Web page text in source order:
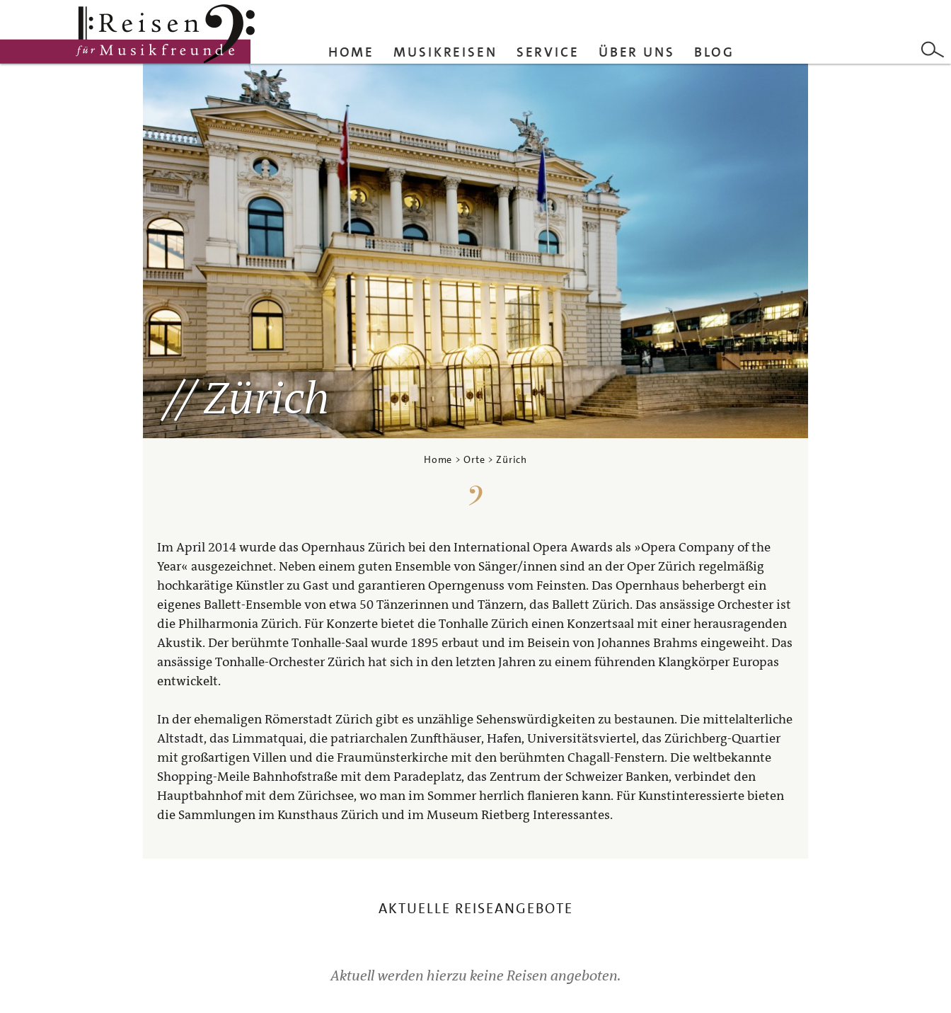
Fußzeile Cookie-Einstellungen
HOME MUSIKREISEN SERVICE ÜBER UNS BLOG
Zürich
Home >Orte > Zürich
Im April 2014 wurde das Opernhaus Zürich bei den International Opera Awards als »Opera Company of the
Year« ausgezeichnet. Neben einem guten Ensemble von Sänger/innen sind an der Oper Zürich regelmäßig
hochkarätige Künstler zu Gast und garantieren Operngenuss vom Feinsten. Das Opernhaus beherbergt ein
eigenes Ballett-Ensemble von etwa 50 Tänzerinnen und Tänzern, das Ballett Zürich. Das ansässige Orchester ist
die Philharmonia Zürich. Für Konzerte bietet die Tonhalle Zürich einen Konzertsaal mit einer herausragenden
Akustik. Der berühmte Tonhalle-Saal wurde 1895 erbaut und im Beisein von Johannes Brahms eingeweiht. Das
ansässige Tonhalle-Orchester Zürich hat sich in den letzten Jahren zu einem führenden Klangkörper Europas
entwickelt.
In der ehemaligen Römerstadt Zürich gibt es unzählige Sehenswürdigkeiten zu bestaunen. Die mittelalterliche
Altstadt, das Limmatquai, die patriarchalen Zunfthäuser, Hafen, Universitätsviertel, das Zürichberg-Quartier
mit großartigen Villen und die Fraumünsterkirche mit den berühmten Chagall-Fenstern. Die weltbekannte
Shopping-Meile Bahnhofstraße mit dem Paradeplatz, das Zentrum der Schweizer Banken, verbindet den
Hauptbahnhof mit dem Zürichsee, wo man im Sommer herrlich flanieren kann. Für Kunstinteressierte bieten
die Sammlungen im Kunsthaus Zürich und im Museum Rietberg Interessantes.
AKTUELLE REISEANGEBOTE
Aktuell werden hierzu keine Reisen angeboten.